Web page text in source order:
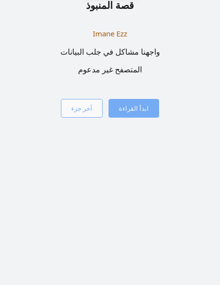
قصة المنبوذ
Imane Ezz
واجهنا مشاكل في جلب البيانات
المتصفح غير مدعوم
ابدأ القراءة آخر جزء